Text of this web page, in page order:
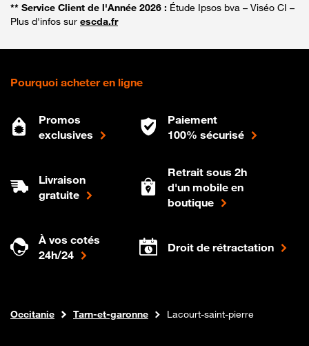
** Service Client de l'Année 2026 : Étude Ipsos bva – Viséo CI –
Plus d'infos sur escda.fr
Pourquoi acheter en ligne
Promos
exclusives
Paiement
100% sécurisé
Livraison
gratuite
Retrait sous 2h
d'un mobile en
boutique
À vos cotés
24h/24
Droit de rétractation
Boutique Orange
Internet fibre
Occitanie Tarn-et-garonne Lacourt-saint-pierre